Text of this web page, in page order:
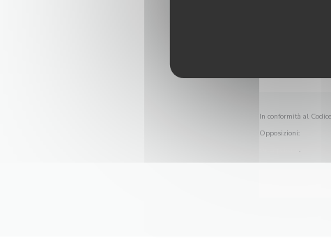
In conformità al
Opposizioni:
.